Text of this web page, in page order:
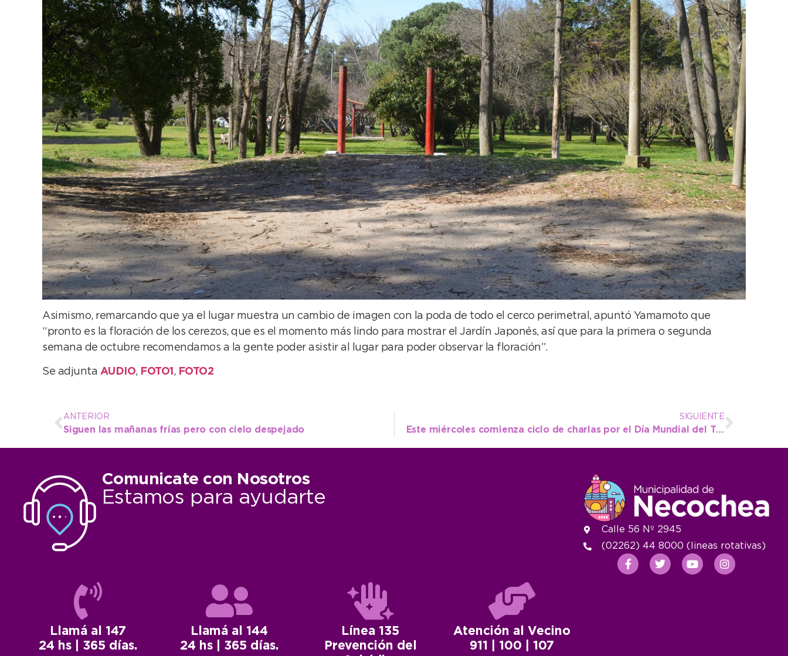
Asimismo, remarcando que ya el lugar muestra un cambio de imagen con la poda de todo el cerco perimetral, apuntó Yamamoto que
“pronto es la floración de los cerezos, que es el momento más lindo para mostrar el Jardín Japonés, así que para la primera o segunda
semana de octubre recomendamos a la gente poder asistir al lugar para poder observar la floración”.
Se adjunta AUDIO,FOTO1 ,FOTO2
ANTERIOR
Siguen las mañanas frías pero con cielo despejado
SIGUIENTE
Este miércoles comienza ciclo de charlas por el Día Mundial del Turismo
Comunicate con Nosotros
Estamos para ayudarte
Llamá al 147
24 hs | 365 días.
Llamá al 144
24 hs | 365 días.
Línea 135
Prevención del
Atención al Vecino
911 | 100 | 107
Calle 56 Nº 2945
(02262) 44 8000 (lineas rotativas)